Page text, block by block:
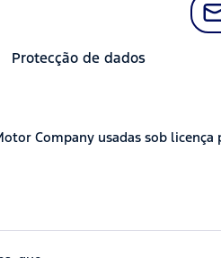
Protecção de dados
Company usadas sob licença